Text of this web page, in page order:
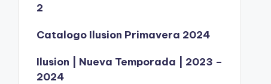
2
Catalogo Ilusion Primavera 2024
Ilusion | Nueva Temporada | 2023 –
2024